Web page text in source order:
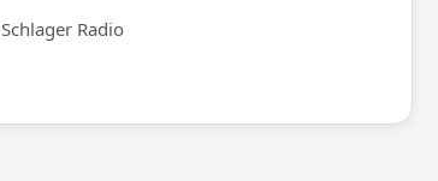
Radio